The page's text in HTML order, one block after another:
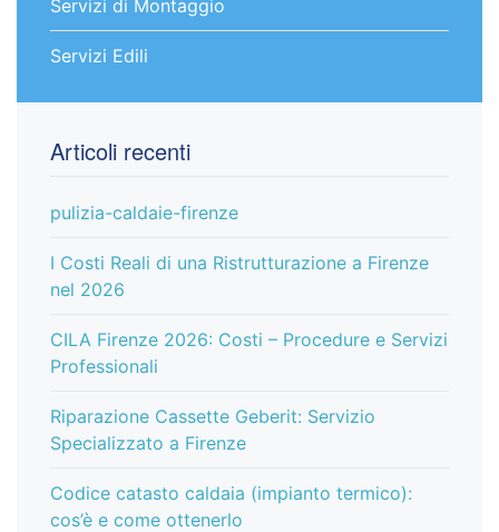
Servizi di Montaggio
Servizi Edili
Articoli recenti
pulizia-caldaie-firenze
I Costi Reali di una Ristrutturazione a Firenze
nel 2026
CILA Firenze 2026: Costi – Procedure e Servizi
Professionali
Riparazione Cassette Geberit: Servizio
Specializzato a Firenze
Codice catasto caldaia (impianto termico):
cos’è e come ottenerlo